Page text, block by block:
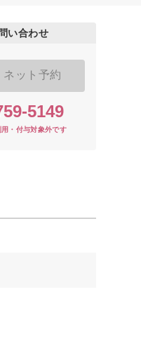
い合わせ
ネット予約
5149
・付与対象外です